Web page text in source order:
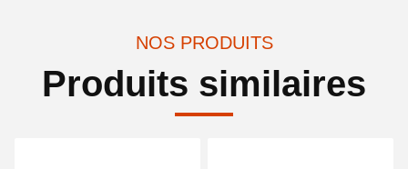
NOS PRODUITS
Produits similaires